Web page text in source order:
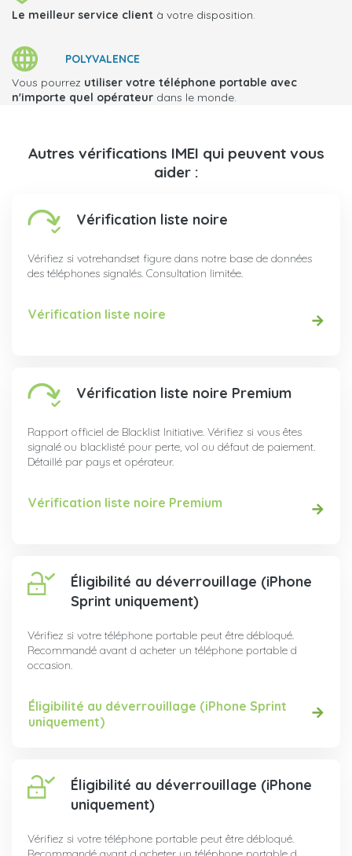
Le meilleur service client à votre disposition.
POLYVALENCE
Vous pourrez utiliser votre téléphone portable avec
n'importe quel opérateur dans le monde.
Autres vérifications IMEI qui peuvent vous
aider :
Vérification liste noire
Vérifiez si votrehandset figure dans notre base de données
des téléphones signalés. Consultation limitée.
Vérification liste noire
Vérification liste noire Premium
Rapport officiel de Blacklist Initiative. Vérifiez si vous êtes
signalé ou blacklisté pour perte, vol ou défaut de paiement.
Détaillé par pays et opérateur.
Vérification liste noire Premium
Éligibilité au déverrouillage (iPhone
Sprint uniquement)
Vérifiez si votre téléphone portable peut être débloqué.
Recommandé avant d acheter un téléphone portable d
occasion.
Éligibilité au déverrouillage (iPhone Sprint
uniquement)
Éligibilité au déverrouillage (iPhone
uniquement)
Vérifiez si votre téléphone portable peut être débloqué.